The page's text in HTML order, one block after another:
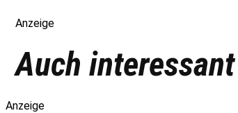
Anzeige
Auch interessant
Anzeige